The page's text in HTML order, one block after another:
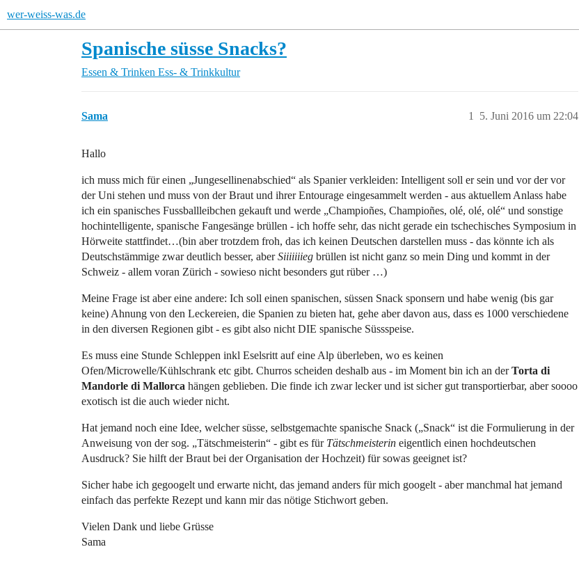
wer-weiss-was.de
Spanische süsse Snacks?
Essen & Trinken Ess- & Trinkkultur
Sama 5. Juni 2016 um 22:04
1
Hallo
ich muss mich für einen „Jungesellinenabschied“ als Spanier verkleiden: Intelligent soll er sein und vor der vor
der Uni stehen und muss von der Braut und ihrer Entourage eingesammelt werden - aus aktuellem Anlass habe
ich ein spanisches Fussballleibchen gekauft und werde „Champioñes, Champioñes, olé, olé, olé“ und sonstige
hochintelligente, spanische Fangesänge brüllen - ich hoffe sehr, das nicht gerade ein tschechisches Symposium in
Hörweite stattfindet…(bin aber trotzdem froh, das ich keinen Deutschen darstellen muss - das könnte ich als
Deutschstämmige zwar deutlich besser, aberSiiiiiiieg brüllen ist nicht ganz so mein Ding und kommt in der
Schweiz - allem voran Zürich - sowieso nicht besonders gut rüber …)
Meine Frage ist aber eine andere: Ich soll einen spanischen, süssen Snack sponsern und habe wenig (bis gar
keine) Ahnung von den Leckereien, die Spanien zu bieten hat, gehe aber davon aus, dass es 1000 verschiedene
in den diversen Regionen gibt - es gibt also nicht DIE spanische Süssspeise.
Es muss eine Stunde Schleppen inkl Eselsritt auf eine Alp überleben, wo es keinen
Ofen/Microwelle/Kühlschrank etc gibt. Churros scheiden deshalb aus - im Moment bin ich an derTorta di
Mandorle di Mallorca hängen geblieben. Die finde ich zwar lecker und ist sicher gut transportierbar, aber soooo
exotisch ist die auch wieder nicht.
Hat jemand noch eine Idee, welcher süsse, selbstgemachte spanische Snack („Snack“ ist die Formulierung in der
Anweisung von der sog. „Tätschmeisterin“ - gibt es für Tätschmeisterin eigentlich einen hochdeutschen
Ausdruck? Sie hilft der Braut bei der Organisation der Hochzeit) für sowas geeignet ist?
Sicher habe ich gegoogelt und erwarte nicht, das jemand anders für mich googelt - aber manchmal hat jemand
einfach das perfekte Rezept und kann mir das nötige Stichwort geben.
Vielen Dank und liebe Grüsse
Sama